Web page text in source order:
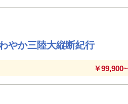
やか三陸大縦断紀行
￥